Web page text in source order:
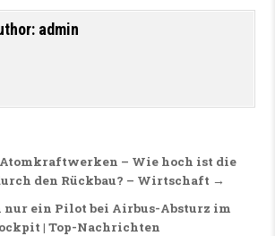
admin
– Wie hoch ist die
den Rückbau? – Wirtschaft →
ein Pilot bei Airbus-Absturz im
| Top-Nachrichten